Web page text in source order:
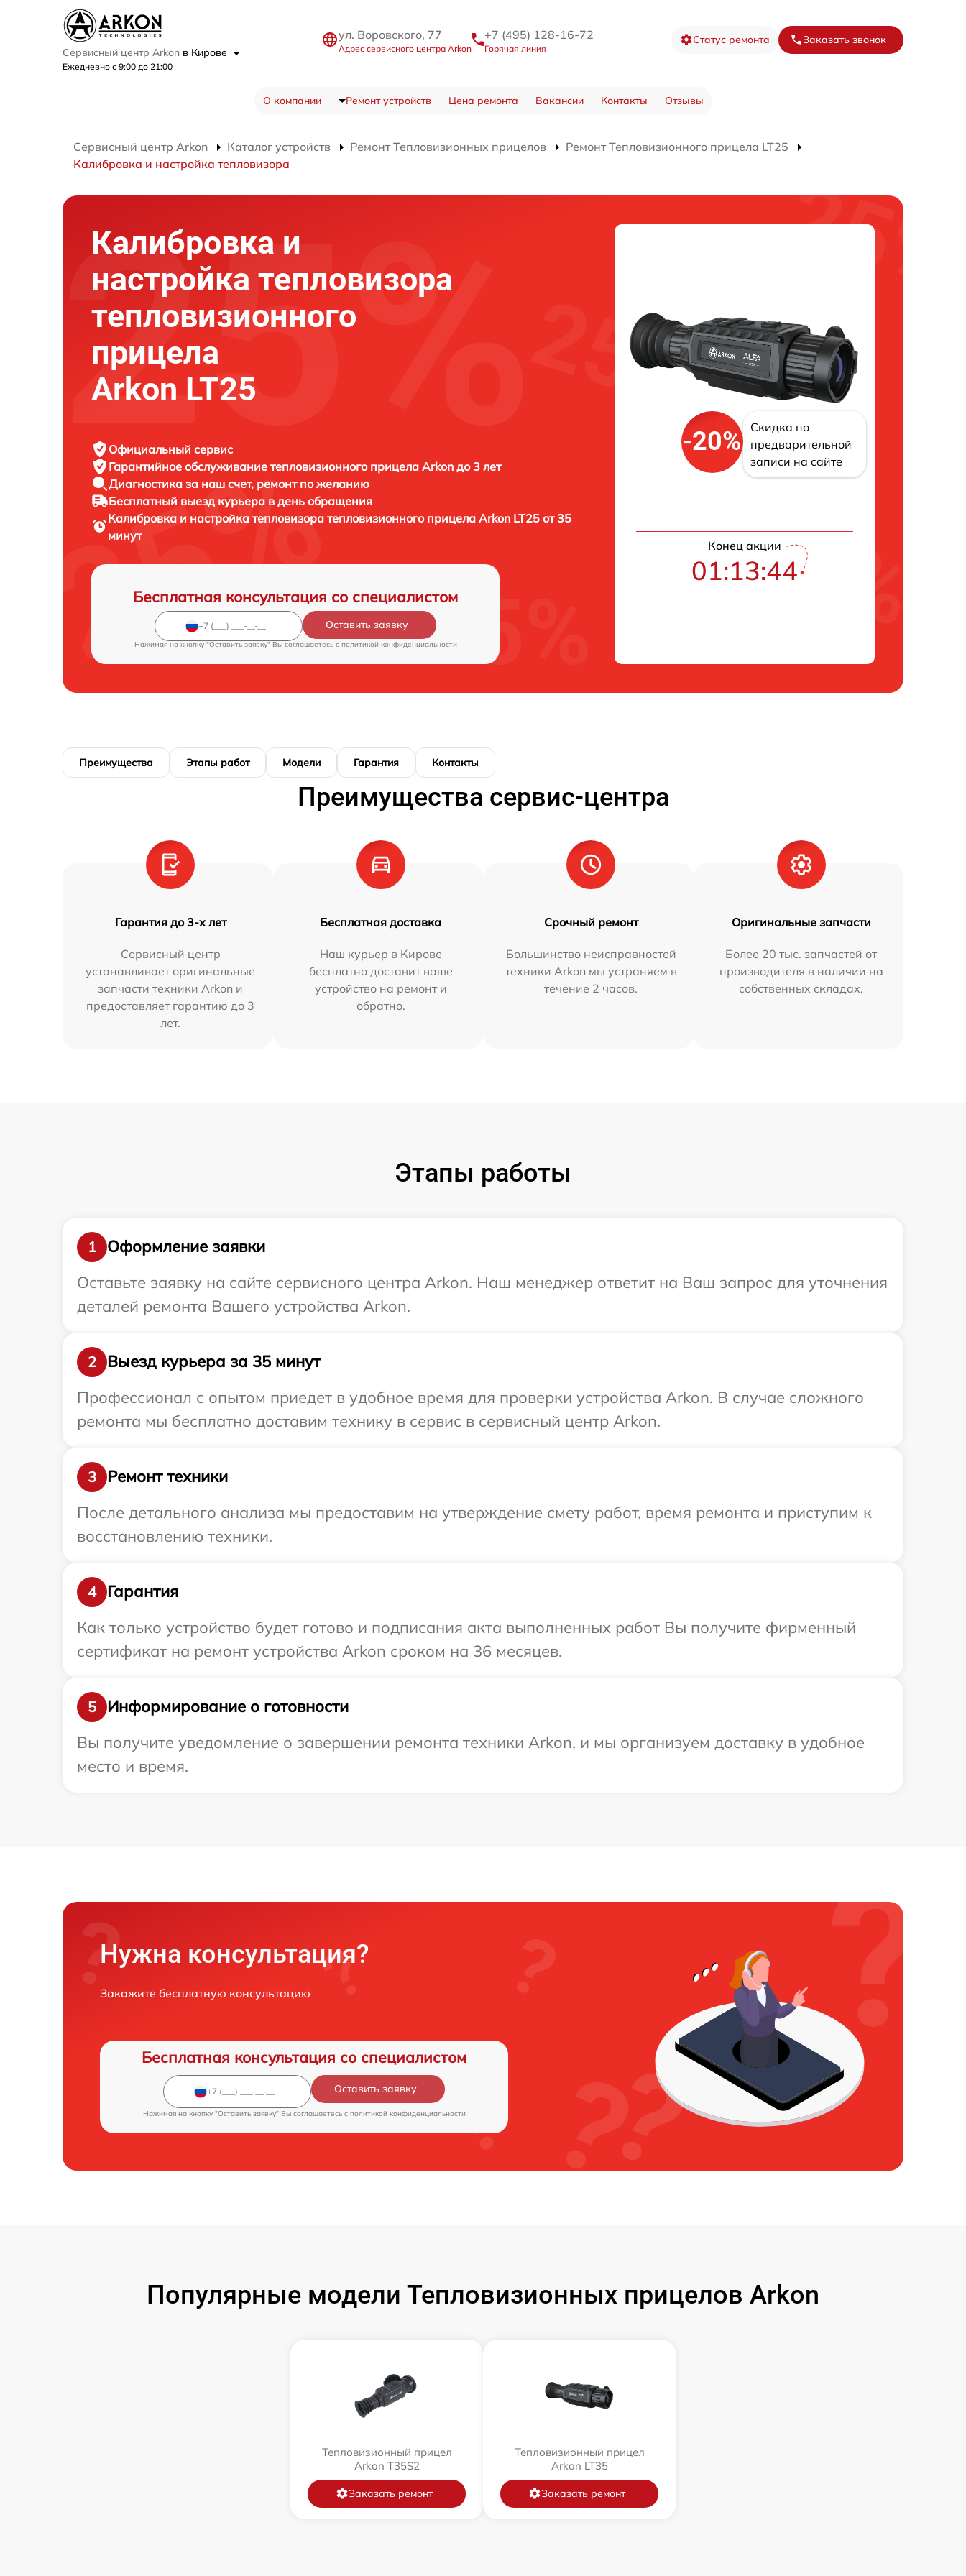
Сервисный центр Arkon в Кирове
Ежедневно с 9:00 до 21:00
ул. Воровского, 77
Адрес сервисного центра Arkon
+7 (495) 128-16-72
Горячая линия
Статус ремонта Заказать звонок
О компании Ремонт устройств Цена ремонта Вакансии Контакты Отзывы
Сервисный центр Arkon Каталог устройств Ремонт Тепловизионных прицелов
Ремонт Тепловизионного прицела LT25
Калибровка и настройка тепловизора
Калибровка и
настройка тепловизора
тепловизионного
прицела
Arkon LT25
Официальный сервис
Гарантийное обслуживание тепловизионного прицела Arkon до 3 лет
Диагностика за наш счет, ремонт по желанию
Бесплатный выезд курьера в день обращения
Калибровка и настройка тепловизора тепловизионного прицелаArkon LT25 от 35
минут
Бесплатная консультация со специалистом
Оставить заявку
Нажимая на кнопку "Оставить заявку" Вы соглашаетесь c политикой конфиденциальности
-20%
Скидка по
предварительной
записи на сайте
Конец акции
01:13:43
Преимущества Этапы работ Модели Гарантия Контакты
Преимущества сервис-центра
Гарантия до 3-х лет
Сервисный центр
устанавливает оригинальные
запчасти техники Arkon и
предоставляет гарантию до 3
лет.
Бесплатная доставка
Наш курьер в Кирове
бесплатно доставит ваше
устройство на ремонт и
обратно.
Срочный ремонт
Большинство неисправностей
техники Arkon мы устраняем в
течение 2 часов.
Оригинальные запчасти
Более 20 тыс. запчастей от
производителя в наличии на
собственных складах.
Этапы работы
1
Оформление заявки
Оставьте заявку на сайте сервисного центра Arkon. Наш менеджер ответит на Ваш запрос для уточнения
деталей ремонта Вашего устройства Arkon.
2
Выезд курьера за 35 минут
Профессионал с опытом приедет в удобное время для проверки устройства Arkon. В случае сложного
ремонта мы бесплатно доставим технику в сервис в сервисный центр Arkon.
3
Ремонт техники
После детального анализа мы предоставим на утверждение смету работ, время ремонта и приступим к
восстановлению техники.
4
Гарантия
Как только устройство будет готово и подписания акта выполненных работ Вы получите фирменный
сертификат на ремонт устройства Arkon сроком на 36 месяцев.
5
Информирование о готовности
Вы получите уведомление о завершении ремонта техники Arkon, и мы организуем доставку в удобное
место и время.
Нужна консультация?
Закажите бесплатную консультацию
Бесплатная консультация со специалистом
Оставить заявку
Нажимая на кнопку "Оставить заявку" Вы соглашаетесь c политикой конфиденциальности
Популярные модели Тепловизионных прицелов Arkon
Тепловизионный прицел
Arkon T35S2
Заказать ремонт
Тепловизионный прицел
Arkon LT35
Заказать ремонт